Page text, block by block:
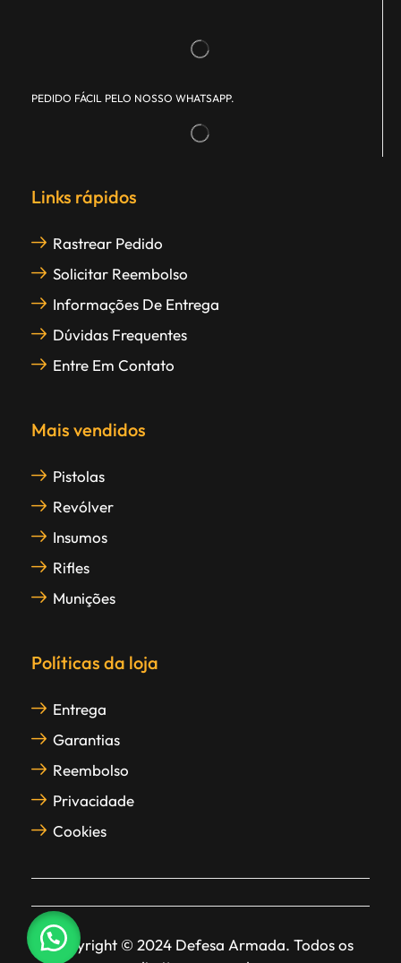
PEDIDO FÁCIL PELO NOSSO WHATSAPP.
Links rápidos
Rastrear Pedido
Solicitar Reembolso
Informações De Entrega
Dúvidas Frequentes
Entre Em Contato
Mais vendidos
Pistolas
Revólver
Insumos
Rifles
Munições
Políticas da loja
Entrega
Garantias
Reembolso
Privacidade
Cookies
Copyright © 2024 Defesa Armada. Todos os